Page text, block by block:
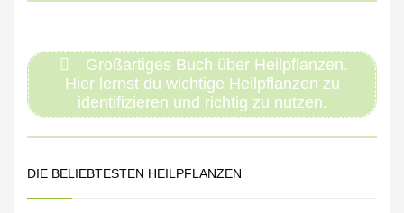
Großartiges Buch über Heilpflanzen.
Hier lernst du wichtige Heilpflanzen zu
identifizieren und richtig zu nutzen.
DIE BELIEBTESTEN HEILPFLANZEN